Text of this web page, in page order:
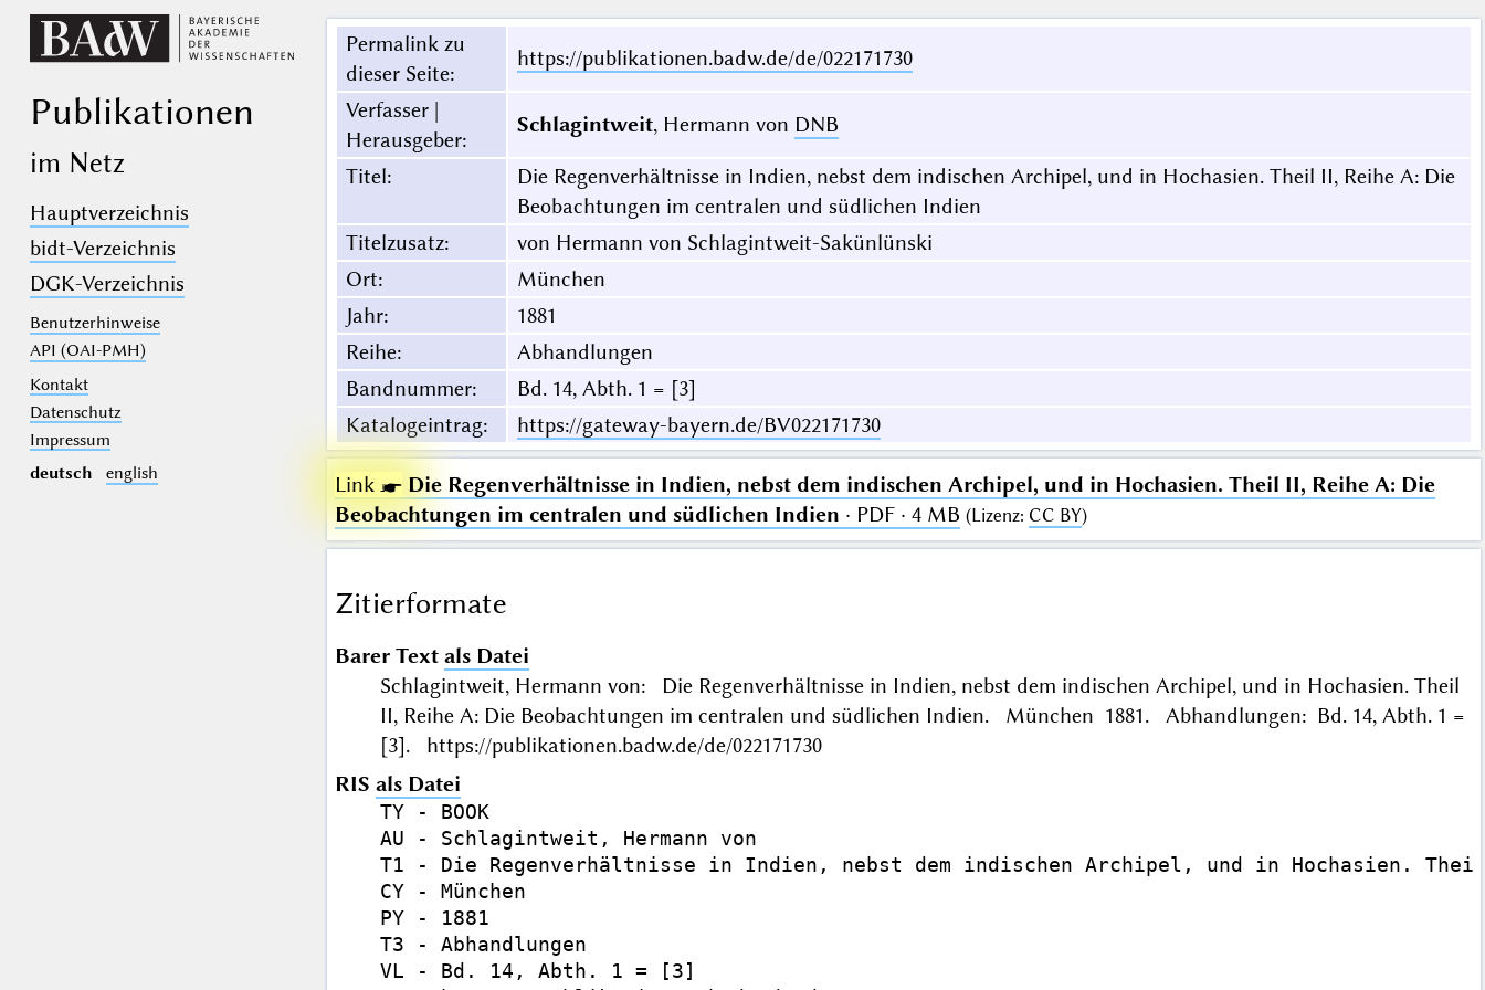
Publikationen
im Netz
Hauptverzeichnis
bidt-Verzeichnis
DGK-Verzeichnis
Benutzerhinweise
API (OAI-PMH)
Kontakt
Datenschutz
Impressum
deutsch
english
Permalink zu
dieser Seite:
https://publikationen.badw.de/de/022171730
Verfasser |
Herausgeber:
Schlagintweit, Hermann von DNB
Titel:
Die Regenverhältnisse in Indien, nebst dem indischen Archipel, und in Hochasien. Theil II, Reihe A: Die
Beobachtungen im centralen und südlichen Indien
Titelzusatz:
von Hermann von Schlagintweit-Sakünlünski
Ort:
München
Jahr:
1881
Reihe:
Abhandlungen
Bandnummer:
Bd. 14, Abth. 1 = [3]
Katalogeintrag: https://gateway-bayern.de/BV022171730
Link ☛ Die Regenverhältnisse in Indien, nebst dem indischen Archipel, und in Hochasien. Theil II, Reihe A: Die
Beobachtungen im centralen und südlichen Indien · PDF · 4 MB (Lizenz: CC BY)
Zitierformate
Barer Text als Datei
Schlagintweit, Hermann von: Die Regenverhältnisse in Indien, nebst dem indischen Archipel, und in Hochasien. Theil
II, Reihe A: Die Beobachtungen im centralen und südlichen Indien. München 1881. Abhandlungen: Bd. 14, Abth. 1 =
[3]. https://publikationen.badw.de/de/022171730
RIS als Datei
TY - BOOK
AU - Schlagintweit, Hermann von
T1 - Die Regenverhältnisse in Indien, nebst dem indischen Archipel, und in Hochasien.
CY - München
PY - 1881
T3 - Abhandlungen
VL - Bd. 14, Abth. 1 = [3]